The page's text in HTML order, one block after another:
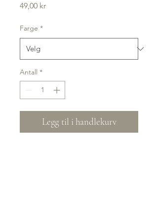
49,00 krPris
Farge *
Antall *
Legg til i handlekurv